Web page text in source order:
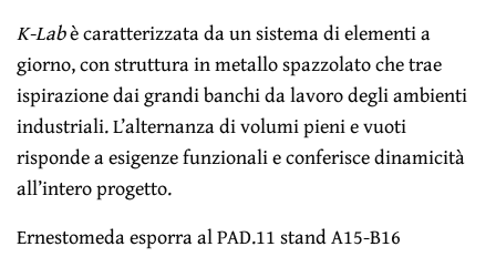
K-Labè caratterizzata da un sistema di elementi a
giorno, con struttura in metallo spazzolato che trae
ispirazione dai grandi banchi da lavoro degli ambienti
industriali. L’alternanza di volumi pieni e vuoti
risponde a esigenze funzionali e conferisce dinamicità
all’intero progetto.
Ernestomeda esporra al PAD.11 stand A15-B16